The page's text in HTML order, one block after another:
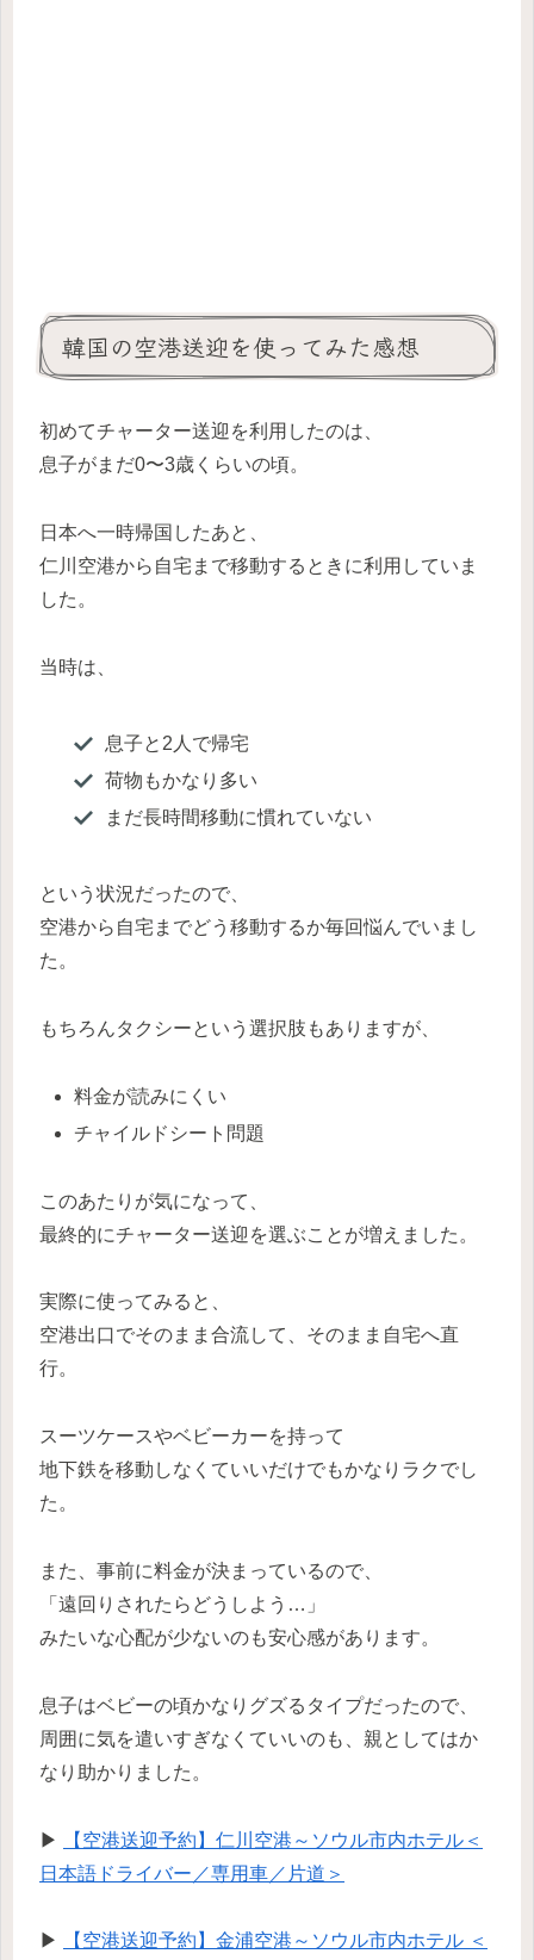
韓国の空港送迎を使ってみた感想
初めてチャーター送迎を利用したのは、
息子がまだ0〜3歳くらいの頃。
日本へ一時帰国したあと、
仁川空港から自宅まで移動するときに利用していま
した。
当時は、
息子と2人で帰宅
荷物もかなり多い
まだ長時間移動に慣れていない
という状況だったので、
空港から自宅までどう移動するか毎回悩んでいまし
た。
もちろんタクシーという選択肢もありますが、
料金が読みにくい
チャイルドシート問題
このあたりが気になって、
最終的にチャーター送迎を選ぶことが増えました。
実際に使ってみると、
空港出口でそのまま合流して、そのまま自宅へ直
行。
スーツケースやベビーカーを持って
地下鉄を移動しなくていいだけでもかなりラクでし
た。
また、事前に料金が決まっているので、
「遠回りされたらどうしよう…」
みたいな心配が少ないのも安心感があります。
息子はベビーの頃かなりグズるタイプだったので、
周囲に気を遣いすぎなくていいのも、親としてはか
なり助かりました。
▶
【空港送迎予約】仁川空港～ソウル市内ホテル＜
日本語ドライバー／専用車／片道＞
▶
【空港送迎予約】金浦空港～ソウル市内ホテル ＜